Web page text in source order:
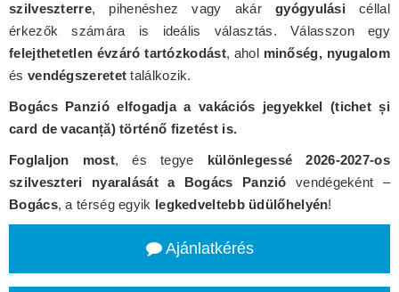
szilveszterre, pihenéshez vagy akárgyógyulási céllal
érkezők számára is ideális választás. Válasszon egy
felejthetetlen évzáró tartózkodást, ahol minőség, nyugalom
és vendégszeretet találkozik.
Bogács Panzió elfogadja a vakációs jegyekkel (tichet și
card de vacanță) történő fizetést is.
Foglaljon most, és tegye különlegessé 2026-2027-os
szilveszteri nyaralását a Bogács Panzió vendégeként –
Bogács, a térség egyik legkedveltebb üdülőhelyén!
Ajánlatkérés